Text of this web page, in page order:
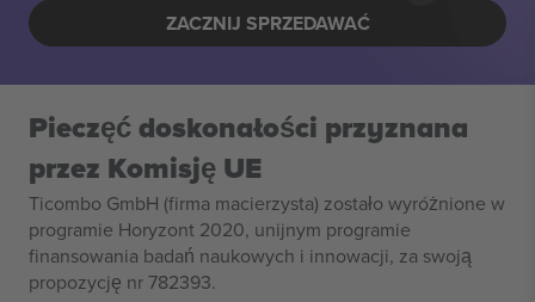
ZACZNIJ SPRZEDAWAĆ
Pieczęć doskonałości przyznana
przez Komisję UE
Ticombo GmbH (firma macierzysta) zostało wyróżnione w
programie Horyzont 2020, unijnym programie
finansowania badań naukowych i innowacji, za swoją
propozycję nr 782393.